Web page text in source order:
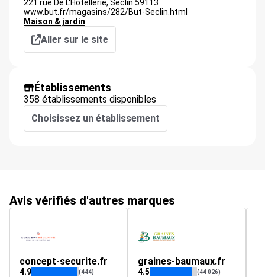
221 rue De L'Hôtellerie, Seclin 59113
www.but.fr/magasins/282/But-Seclin.html
Maison & jardin
Aller sur le site
Établissements
358 établissements disponibles
Choisissez un établissement
Avis vérifiés d'autres marques
concept-securite.fr
4.9 (444)
graines-baumaux.fr
4.5 (44 026)